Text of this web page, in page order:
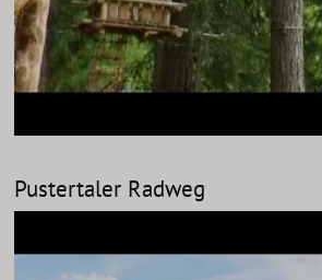
Pustertaler Radweg